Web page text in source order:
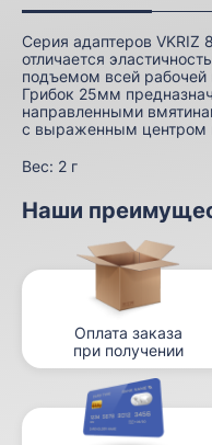
Серия адаптеров
отличается
подъемом всей рабочей
Грибок 25мм
направленными
с выраженным центром
Вес: 2 г
Наши
Оплата заказа
при получении